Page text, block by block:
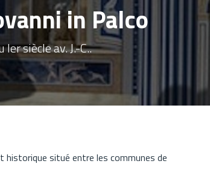
in Palco
siècle av. J.-C..
historique situé entre les communes de